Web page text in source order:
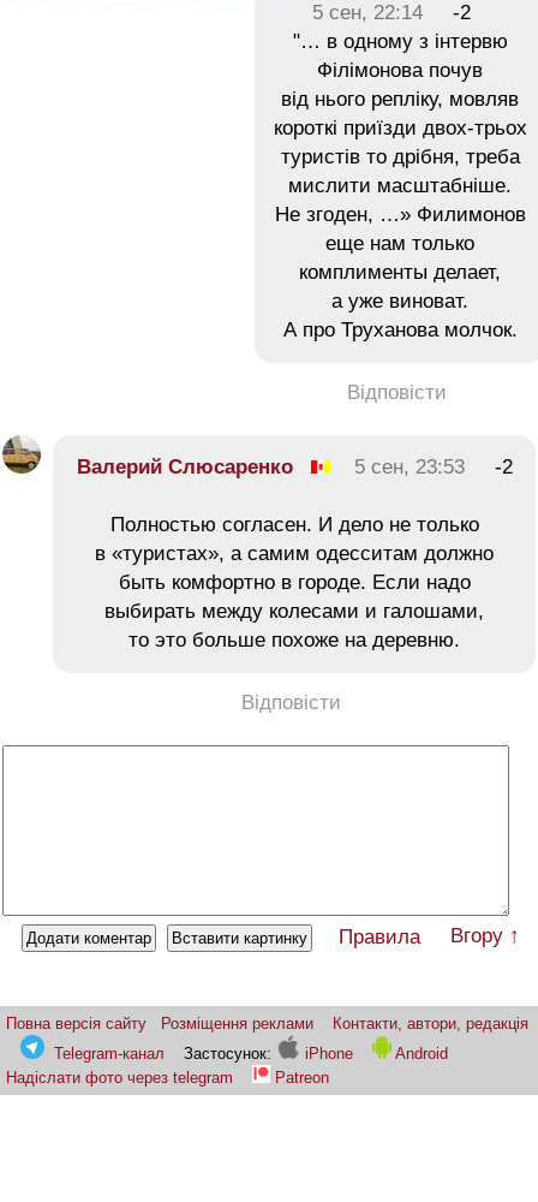
5 сен, 22:14
-2
"… в одному з інтервю
Філімонова почув
від нього репліку, мовляв
короткі приїзди двох-трьох
туристів то дрібня, треба
мислити масштабніше.
Не згоден, …» Филимонов
еще нам только
комплименты делает,
а уже виноват.
А про Труханова молчок.
Відповісти
Валерий Слюсаренко 5 сен, 23:53 -2
Полностью согласен. И дело не только
в «туристах», а самим одесситам должно
быть комфортно в городе. Если надо
выбирать между колесами и галошами,
то это больше похоже на деревню.
Відповісти
Правила Вгору ↑
Повна версія сайту Розміщення реклами
Контакти, автори, редакція
Telegram-канал
Застосунок: iPhone
Android
Надіслати фото через telegram
Patreon